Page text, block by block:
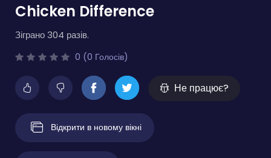
Chicken Difference
Зіграно 304 разів.
0 (0 Голосів)
Не працює?
Відкрити в новому вікні